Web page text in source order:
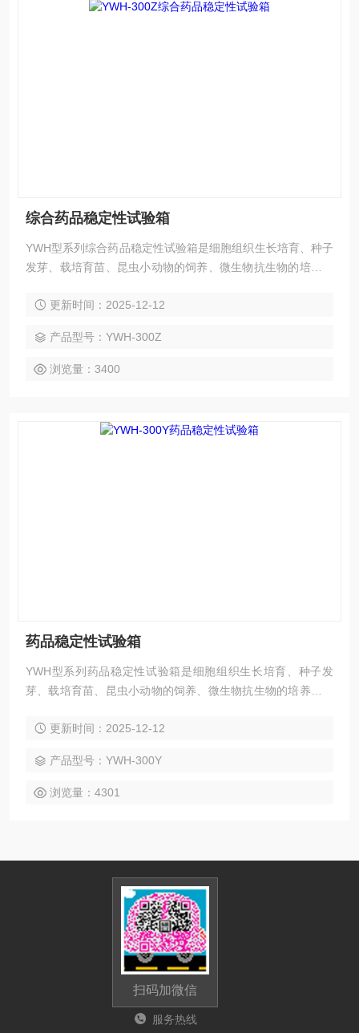
综合药品稳定性试验箱
YWH型系列综合药品稳定性试验箱是细胞组织生长培育、种子
发芽、载培育苗、昆虫小动物的饲养、微生物抗生物的培养保
研究、农业科学、水产、畜牧等领域从事生产和科研作恒温、
更新时间：2025-12-12
产品型号：YWH-300Z
浏览量：3400
药品稳定性试验箱
YWH型系列药品稳定性试验箱是细胞组织生长培育、种子发
芽、载培育苗、昆虫小动物的饲养、微生物抗生物的培养保存
学研究、农业科学、水产、畜牧等领域从事生产和科研作恒
更新时间：2025-12-12
产品型号：YWH-300Y
浏览量：4301
扫码加微信
服务热线